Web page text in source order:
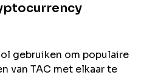
gebruiken om populaire
van TAC met elkaar te